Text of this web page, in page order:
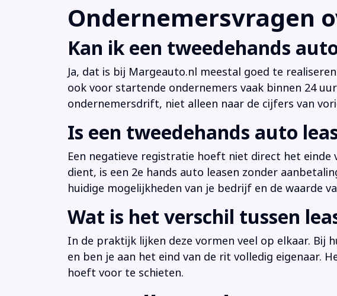
Ondernemersvragen
Kan ik een tweedehands
Ja, dat is bij Margeauto.nl meestal goed te
ook voor startende ondernemers vaak binnen 24
ondernemersdrift, niet alleen naar de cijfers van
Is een tweedehands auto
Een negatieve registratie hoeft niet direct het
dient, is een 2e hands auto leasen zonder
huidige mogelijkheden van je bedrijf en de waarde
Wat is het verschil tussen
In de praktijk lijken deze vormen veel op elkaar.
en ben je aan het eind van de rit volledig eigenaar.
hoeft voor te schieten.